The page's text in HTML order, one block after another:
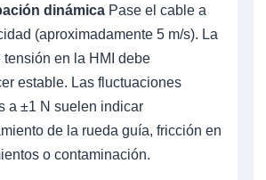
dinámicaPase el cable a
(aproximadamente 5 m/s). La
tensión en la HMI debe
estable. Las fluctuaciones
a ±1 N suelen indicar
de la rueda guía, fricción en
o contaminación.